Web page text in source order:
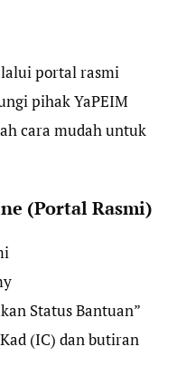
portal rasmi
pihak YaPEIM
cara mudah untuk
(Portal Rasmi)
Status Bantuan”
(IC) dan butiran